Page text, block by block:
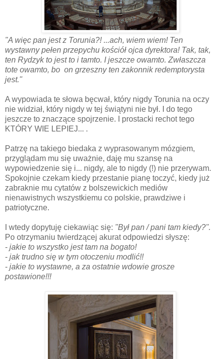
"A więc pan jest z Torunia?! ...ach, wiem wiem! Ten
wystawny pełen przepychu kościół ojca dyrektora! Tak, tak,
ten Rydzyk to jest to i tamto. I jeszcze owamto. Zwłaszcza
tote owamto, bo on grzeszny ten zakonnik redemptorysta
jest."
A wypowiada te słowa bęcwał, który nigdy Torunia na oczy
nie widział, który nigdy w tej świątyni nie był. I do tego
jeszcze to znaczące spojrzenie. I prostacki rechot tego
KTÓRY WIE LEPIEJ... .
Patrzę na takiego biedaka z wyprasowanym mózgiem,
przyglądam mu się uważnie, daję mu szansę na
wypowiedzenie się i... nigdy, ale to nigdy (!) nie przerywam.
Spokojnie czekam kiedy przestanie pianę toczyć, kiedy już
zabraknie mu cytatów z bolszewickich mediów
nienawistnych wszystkiemu co polskie, prawdziwe i
patriotyczne.
I wtedy dopytuję ciekawiąc się: "Był pan / pani tam kiedy?".
Po otrzymaniu twierdzącej akurat odpowiedzi słyszę:
- jakie to wszystko jest tam na bogato!
- jak trudno się w tym otoczeniu modlić!!
- jakie to wystawne, a za ostatnie wdowie grosze
postawione!!!